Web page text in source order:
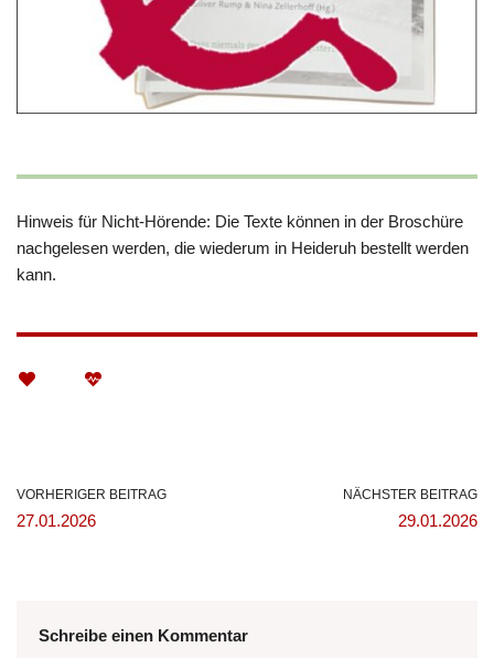
Hinweis für Nicht-Hörende: Die Texte können in der Broschüre
nachgelesen werden, die wiederum in Heideruh bestellt werden
kann.
VORHERIGER BEITRAG
27.01.2026
NÄCHSTER BEITRAG
29.01.2026
Schreibe einen Kommentar